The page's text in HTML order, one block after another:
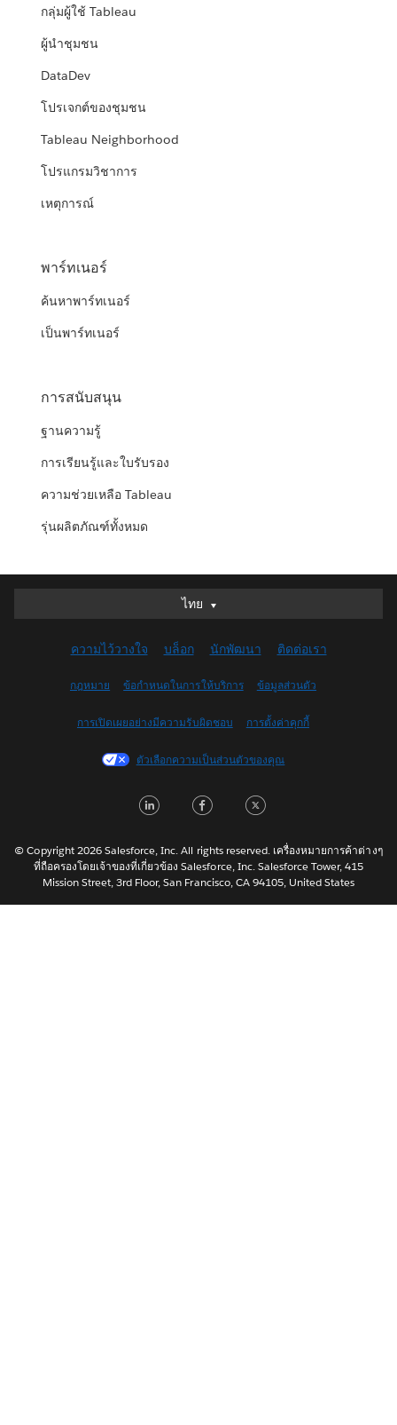
กลุ่มผู้ใช้ Tableau
ผู้นำชุมชน
DataDev
โปรเจกต์ของชุมชน
Tableau Neighborhood
โปรแกรมวิชาการ
เหตุการณ์
พาร์ทเนอร์
ค้นหาพาร์ทเนอร์
เป็นพาร์ทเนอร์
การสนับสนุน
ฐานความรู้
การเรียนรู้และใบรับรอง
ความช่วยเหลือ Tableau
รุ่นผลิตภัณฑ์ทั้งหมด
ไทย
ไทย
English (UK)
English (US)
Français (Canada)
Français (France)
日本語
Nederlands
Português
ความไว้วางใจ บล็อก นักพัฒนา ติดต่อเรา
กฎหมาย ข้อกำหนดในการให้บริการ ข้อมูลส่วนตัว
การเปิดเผยอย่างมีความรับผิดชอบ การตั้งค่าคุกกี้
ตัวเลือกความเป็นส่วนตัวของคุณ
LinkedInFacebook
© Copyright 2026 Salesforce, Inc. All rights reserved. เครื่องหมายการค้าต่างๆ
ที่ถือครองโดยเจ้าของที่เกี่ยวข้อง Salesforce, Inc. Salesforce Tower, 415
Mission Street, 3rd Floor, San Francisco, CA 94105, United States